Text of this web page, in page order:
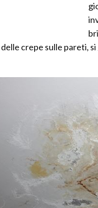
crepe sulle pareti,